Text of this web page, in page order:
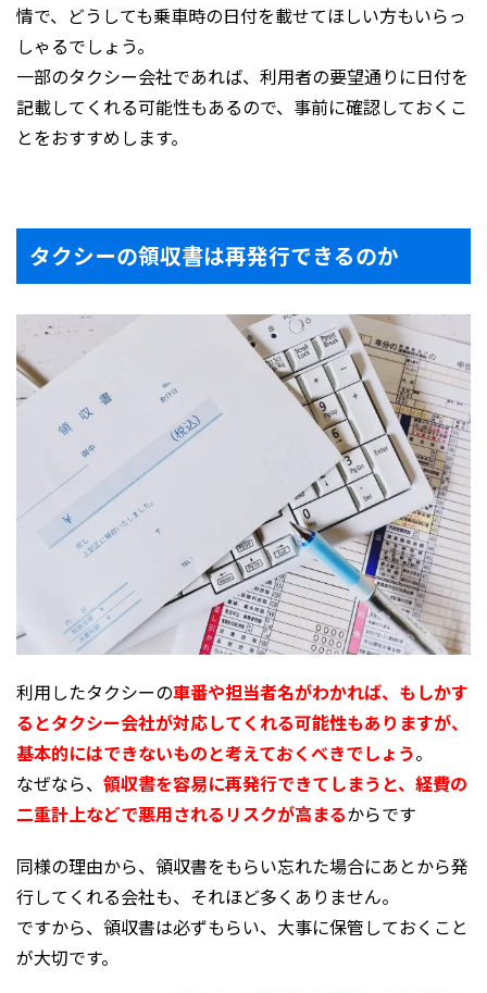
情で、どうしても乗車時の日付を載せてほしい方もいらっ
しゃるでしょう。
一部のタクシー会社であれば、利用者の要望通りに日付を
記載してくれる可能性もあるので、事前に確認しておくこ
とをおすすめします。
タクシーの領収書は再発行できるのか
利用したタクシーの車番や担当者名がわかれば、もしかす
るとタクシー会社が対応してくれる可能性もありますが、
基本的にはできないものと考えておくべきでしょう。
なぜなら、 領収書を容易に再発行できてしまうと、経費の
二重計上などで悪用されるリスクが高まるからです
同様の理由から、領収書をもらい忘れた場合にあとから発
行してくれる会社も、それほど多くありません。
ですから、領収書は必ずもらい、大事に保管しておくこと
が大切です。